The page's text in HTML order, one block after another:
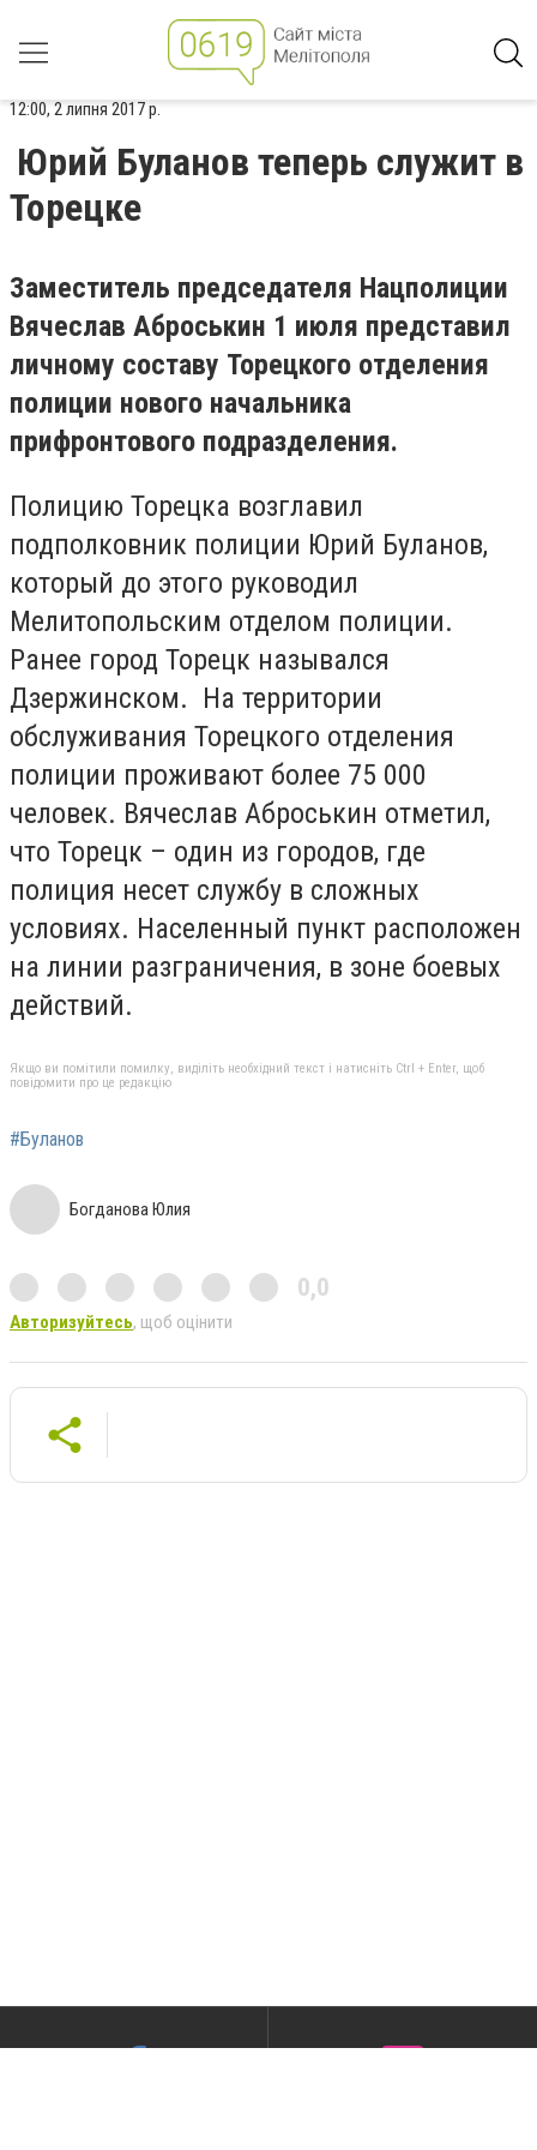
12:00, 2 липня 2017 р.
Юрий Буланов теперь служит в
Торецке
Заместитель председателя Нацполиции
Вячеслав Аброськин 1 июля представил
личному составу Торецкого отделения
полиции нового начальника
прифронтового подразделения.
Полицию Торецка возглавил
подполковник полиции Юрий Буланов,
который до этого руководил
Мелитопольским отделом полиции.
Ранее город Торецк назывался
Дзержинском. На территории
обслуживания Торецкого отделения
полиции проживают более 75 000
человек. Вячеслав Аброськин отметил,
что Торецк – один из городов, где
полиция несет службу в сложных
условиях. Населенный пункт расположен
на линии разграничения, в зоне боевых
действий.
Якщо ви помітили помилку, виділіть необхідний текст і натисніть Ctrl + Enter, щоб
повідомити про це редакцію
#Буланов
Богданова Юлия
0,0
Авторизуйтесь, щоб оцінити